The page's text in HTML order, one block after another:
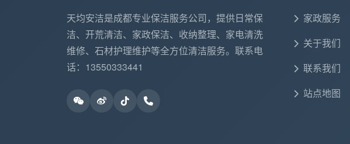
80-120㎡ 960 - 1560元
天均安洁是成都专业保洁服务公司，提供日常保
洁、开荒清洁、家政保洁、收纳整理、家电清洗
维修、石材护理维护等全方位清洁服务。联系电
话：13550333441
家政服务
关于我们
联系我们
站点地图